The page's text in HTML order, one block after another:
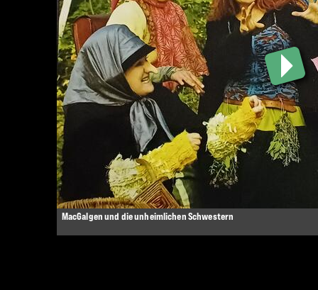
MacGalgen und die unheimlichen Schwestern